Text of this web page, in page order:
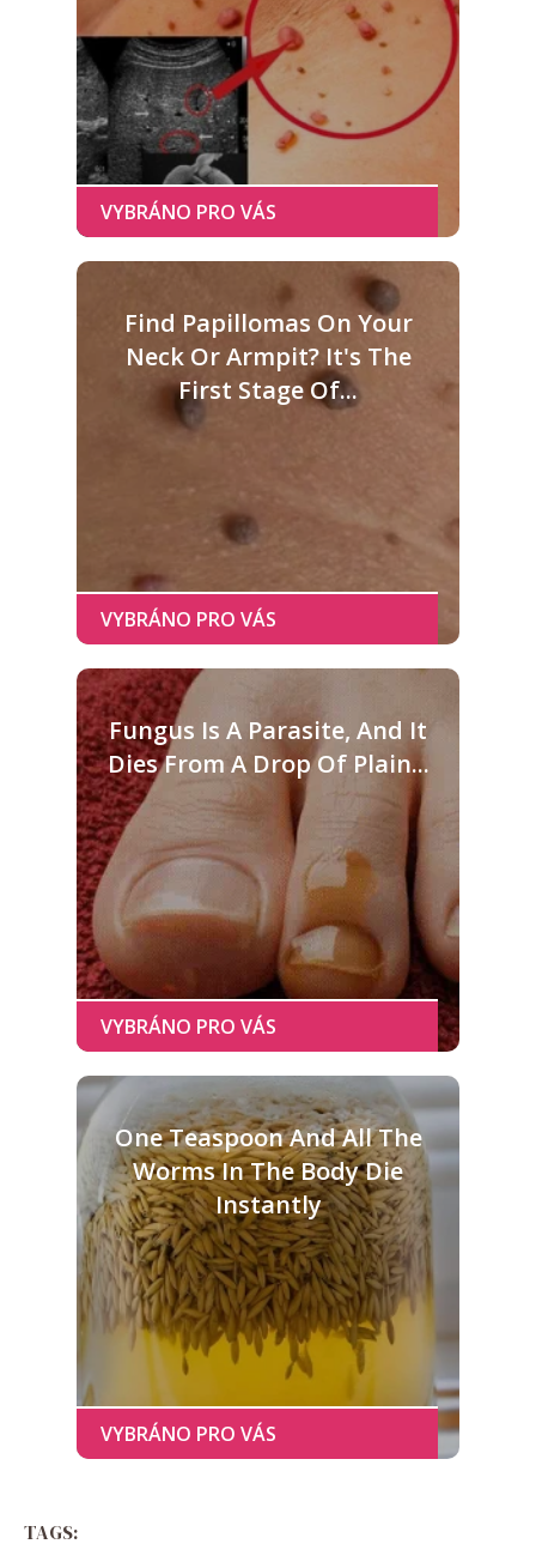
Find Papillomas On Your
Neck Or Armpit? It's The
First Stage Of...
Fungus Is A Parasite, And It
Dies From A Drop Of Plain...
One Teaspoon And All The
Worms In The Body Die
Instantly
TAGS: